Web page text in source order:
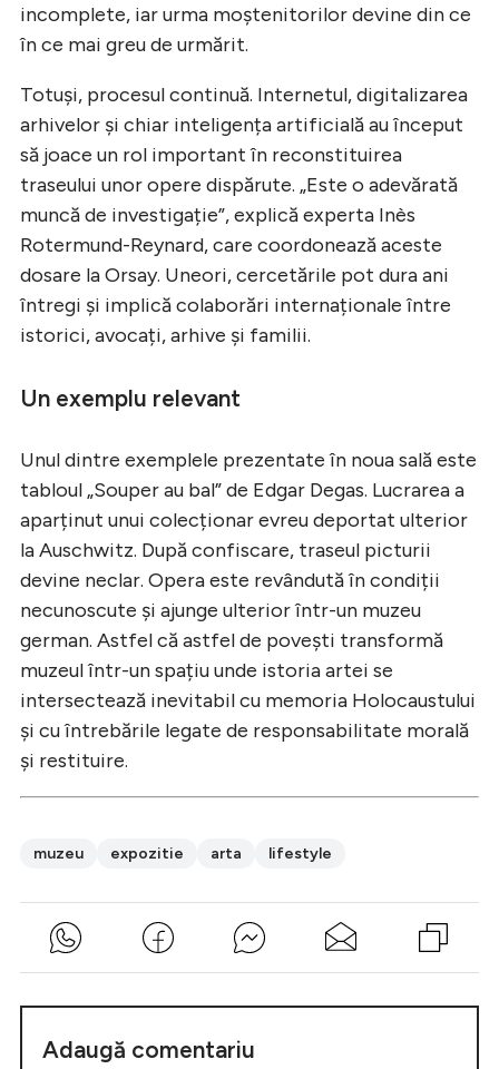
incomplete, iar urma moștenitorilor devine din ce
în ce mai greu de urmărit.
Totuși, procesul continuă. Internetul, digitalizarea
arhivelor și chiar inteligența artificială au început
să joace un rol important în reconstituirea
traseului unor opere dispărute. „Este o adevărată
muncă de investigație”, explică experta Inès
Rotermund-Reynard, care coordonează aceste
dosare la Orsay. Uneori, cercetările pot dura ani
întregi și implică colaborări internaționale între
istorici, avocați, arhive și familii.
Un exemplu relevant
Unul dintre exemplele prezentate în noua sală este
tabloul „Souper au bal” de Edgar Degas. Lucrarea a
aparținut unui colecționar evreu deportat ulterior
la Auschwitz. După confiscare, traseul picturii
devine neclar. Opera este revândută în condiții
necunoscute și ajunge ulterior într-un muzeu
german. Astfel că astfel de povești transformă
muzeul într-un spațiu unde istoria artei se
intersectează inevitabil cu memoria Holocaustului
și cu întrebările legate de responsabilitate morală
și restituire.
muzeu expozitie arta lifestyle
Adaugă comentariu